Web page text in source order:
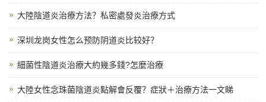
大陸陰道炎治療方法？私密處發炎治療方式
深圳龙岗女性怎么预防阴道炎比较好？
細菌性陰道炎治療大約幾多錢?怎麼治療
大陸女性念珠菌陰道炎點解會反覆？症狀＋治療方法一文睇